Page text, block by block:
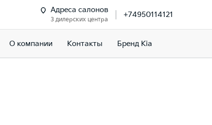
Адреса салонов
3 дилерских центра
+74950114121
О компании Контакты Бренд Kia